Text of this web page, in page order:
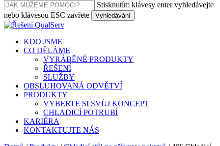
Stisknutím klávesy enter vyhledávejte
nebo klávesou ESC zavřete
Vyhledávání
Zavřít
NabídkaKDO JSME
CO DĚLÁME
VYRÁBĚNÉ PRODUKTY
ŘEŠENÍ
SLUŽBY
OBSLUHOVANÁ ODVĚTVÍ
PRODUKTY
VYBERTE SI SVŮJ KONCEPT
CHLADICÍ POTRUBÍ
KARIÉRA
KONTAKTUJTE NÁS